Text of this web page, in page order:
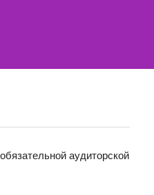
аудиторской